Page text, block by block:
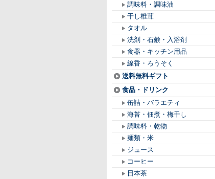
調味料・調味油
干し椎茸
タオル
洗剤・石鹸・入浴剤
食器・キッチン用品
線香・ろうそく
送料無料ギフト
食品・ドリンク
缶詰・バラエティ
海苔・佃煮・梅干し
調味料・乾物
麺類・米
ジュース
コーヒー
日本茶